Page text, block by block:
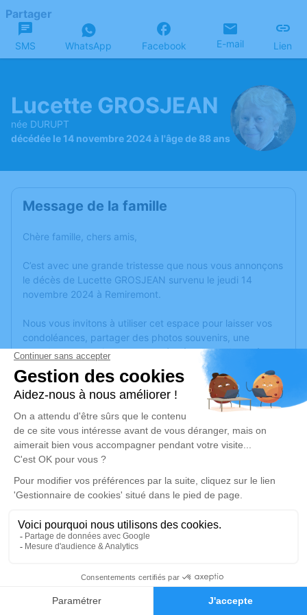
Faire-part Hommages
Partager
SMS WhatsApp Facebook E-mail Lien
Lucette GROSJEAN
née DURUPT
décédée le 14 novembre 2024 à l'âge de 88 ans
Message de la famille
Chère famille, chers amis,
C’est avec une grande tristesse que nous vous annonçons
le décès de Lucette GROSJEAN survenu le jeudi 14
novembre 2024 à Remiremont.
Nous vous invitons à utiliser cet espace pour laisser vos
condoléances, partager des photos souvenirs, une
anecdote ou exprimer vos pensées à travers des poèmes
ou des textes. Cet endroit est un lieu d'expression dédié à
honorer la mémoire de Lucette GROSJEAN.
Un service de plantation d’arbre hommage estdisponible
mardi 19 novembre 2024 à 10h00
Église de Le Val-d'Ajol
88340 Le Val-d'Ajol
Je rends hommage